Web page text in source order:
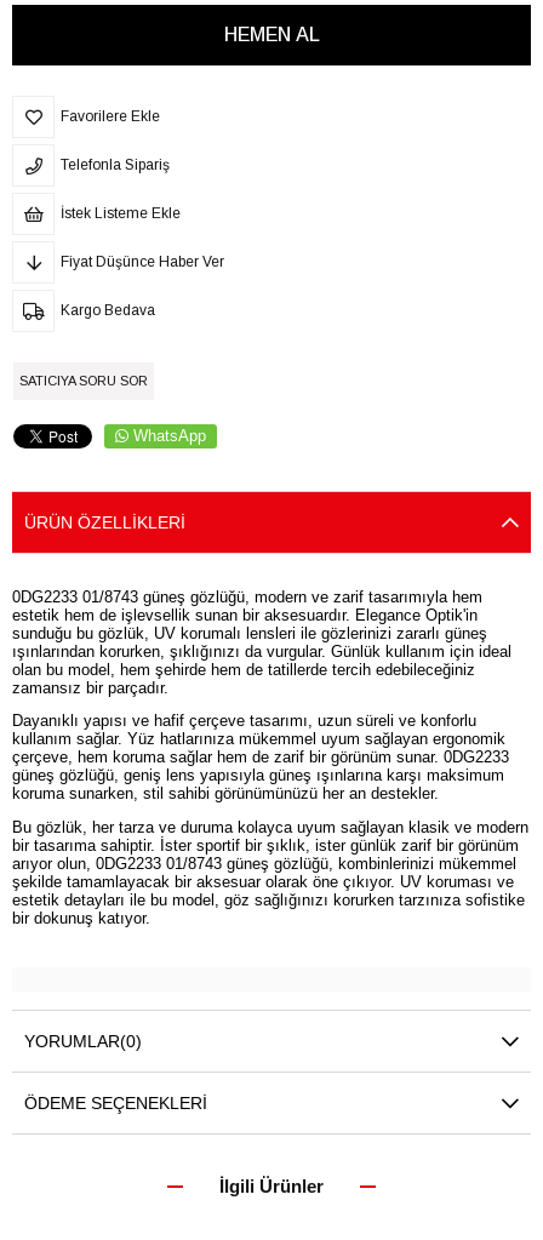
Favorilere Ekle
Telefonla Sipariş
İstek Listeme Ekle
Fiyat Düşünce Haber Ver
Kargo Bedava
SATICIYA SORU SOR
WhatsApp
ÜRÜN ÖZELLIKLERI
0DG2233 01/8743 güneş gözlüğü, modern ve zarif tasarımıyla hem
estetik hem de işlevsellik sunan bir aksesuardır. Elegance Optik'in
sunduğu bu gözlük, UV korumalı lensleri ile gözlerinizi zararlı güneş
ışınlarından korurken, şıklığınızı da vurgular. Günlük kullanım için ideal
olan bu model, hem şehirde hem de tatillerde tercih edebileceğiniz
zamansız bir parçadır.
Dayanıklı yapısı ve hafif çerçeve tasarımı, uzun süreli ve konforlu
kullanım sağlar. Yüz hatlarınıza mükemmel uyum sağlayan ergonomik
çerçeve, hem koruma sağlar hem de zarif bir görünüm sunar. 0DG2233
güneş gözlüğü, geniş lens yapısıyla güneş ışınlarına karşı maksimum
koruma sunarken, stil sahibi görünümünüzü her an destekler.
Bu gözlük, her tarza ve duruma kolayca uyum sağlayan klasik ve modern
bir tasarıma sahiptir. İster sportif bir şıklık, ister günlük zarif bir görünüm
arıyor olun, 0DG2233 01/8743 güneş gözlüğü, kombinlerinizi mükemmel
şekilde tamamlayacak bir aksesuar olarak öne çıkıyor. UV koruması ve
estetik detayları ile bu model, göz sağlığınızı korurken tarzınıza sofistike
bir dokunuş katıyor.
YORUMLAR(0)
ÖDEME SEÇENEKLERI
İlgili Ürünler